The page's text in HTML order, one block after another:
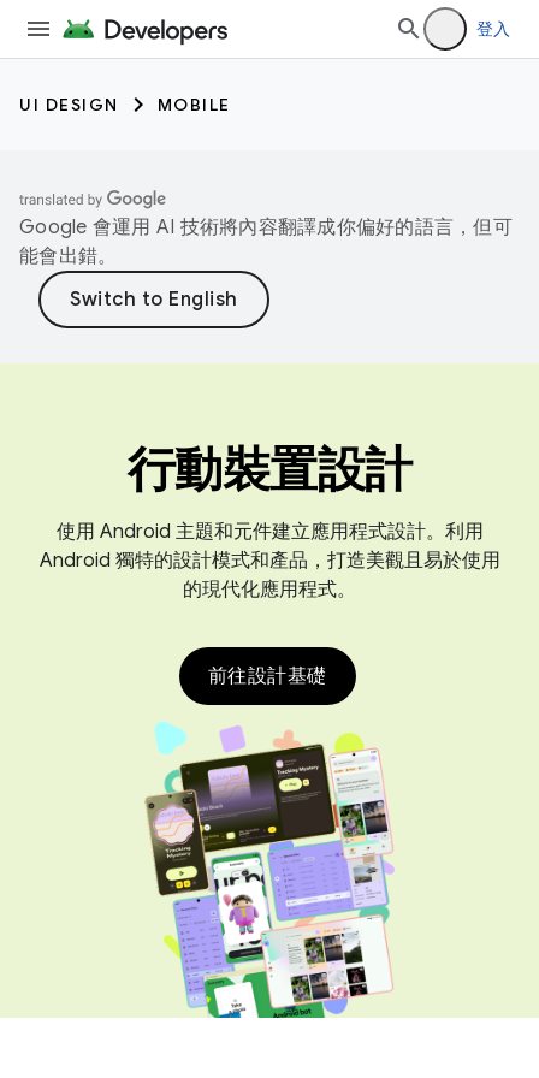
登入
UI DESIGN MOBILE
Google 會運用 AI 技術將內容翻譯成你偏好的語言，但可
能會出錯。
行動裝置設計
使用 Android 主題和元件建立應用程式設計。利用
Android 獨特的設計模式和產品，打造美觀且易於使用
的現代化應用程式。
前往設計基礎